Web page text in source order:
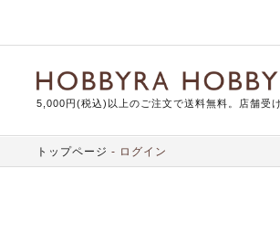
5,000円(税込)以上のご注文で送料無料。店舗受
トップページ ログイン